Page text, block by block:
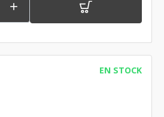

EN STOCK